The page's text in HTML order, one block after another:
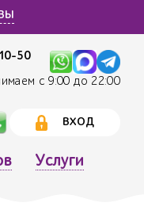
50
с 9:00 до 22:00
ВХОД
Услуги